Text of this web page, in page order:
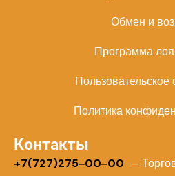
Обмен и
Программа
Политика
Контакты
+7(727)275‒00‒00 —